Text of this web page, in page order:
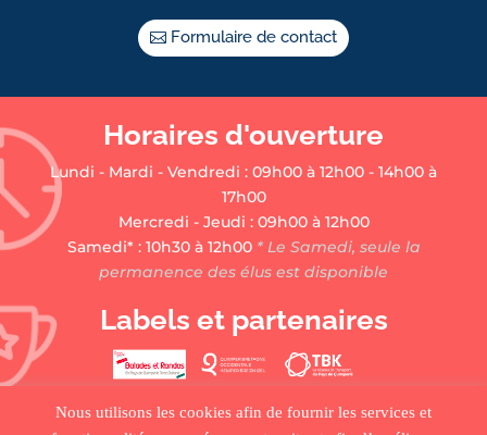
Formulaire de contact
Horaires d'ouverture
Lundi - Mardi - Vendredi : 09h00 à 12h00 - 14h00 à
17h00
Mercredi - Jeudi : 09h00 à 12h00
Samedi* : 10h30 à 12h00* Le Samedi, seule la
permanence des élus est disponible
Labels et partenaires
Nous utilisons les cookies afin de fournir les services et